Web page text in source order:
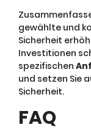
gewählte und
Sicherheit
Investitionen
spezifischen
und setzen Sie
Sicherheit.
FAQ